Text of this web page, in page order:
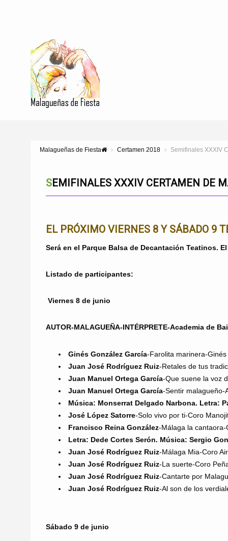
Malagueñas de Fiesta Certamen 2018 Semifinales XXXIV
SEMIFINALES XXXIV CERTAMEN DE
EL PRÓXIMO VIERNES 8 Y SÁBADO 9
Será en el Parque Balsa de Decantación Teatinos.
Listado de participantes:
Viernes 8 de junio
AUTOR-MALAGUEÑA-INTÉRPRETE-Academia de
Ginés González García-Farolita marinera-
Juan José Rodríguez Ruiz-Retales de tus
Juan Manuel Ortega García-Que suene la voz
Juan Manuel Ortega García-Sentir malagueño-
Música: Monserrat Delgado Narbona. Letra:
José López Satorre-Solo vivo por ti-Coro
Francisco Reina González-Málaga la
Letra: Dede Cortes Serón. Música: Sergio
Juan José Rodríguez Ruiz-Málaga Mia-Coro
Juan José Rodríguez Ruiz-La suerte-Coro
Juan José Rodríguez Ruiz-Cantarte por
Juan José Rodríguez Ruiz-Al son de los
Sábado 9 de junio